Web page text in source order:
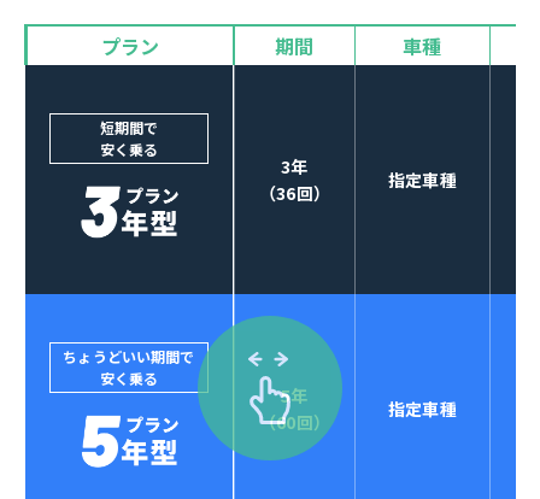
3
オプションも選べる！
POINT
4
セブンマックスなら
クレジットカード払い可能
プラン 期間 車種
短期間で
安く乗る
3年
（36回）
指定車種
ちょうどいい期間で
安く乗る
5年
（60回）
指定車種